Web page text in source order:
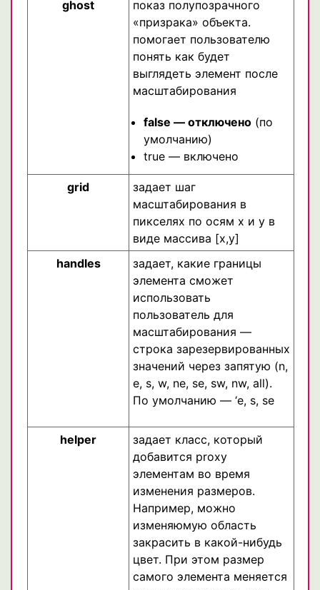
ghost
показ полупозрачного
«призрака» объекта.
помогает пользователю
понять как будет
выглядеть элемент после
масштабирования
false — отключено (по
умолчанию)
true — включено
grid
задает шаг
масштабирования в
пикселях по осям x и y в
виде массива [x,y]
handles
задает, какие границы
элемента сможет
использовать
пользователь для
масштабирования —
строка зарезервированных
значений через запятую (n,
e, s, w, ne, se, sw, nw, all).
По умолчанию — ‘e, s, se
helper
задает класс, который
добавится proxy
элементам во время
изменения размеров.
Например, можно
изменяюмую область
закрасить в какой-нибудь
цвет. При этом размер
самого элемента меняется